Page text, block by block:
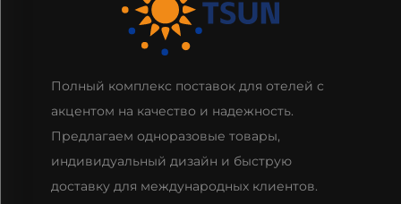
Полный комплекс поставок для отелей с
акцентом на качество и надежность.
Предлагаем одноразовые товары,
индивидуальный дизайн и быструю
доставку для международных клиентов.